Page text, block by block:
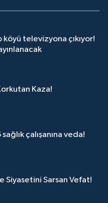
köyü televizyona çıkıyor!
Kaza!
çalışanına veda!
Siyasetini Sarsan Vefat!